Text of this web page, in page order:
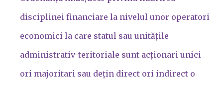
disciplinei financiare la nivelul unor operatori
economici la care statul sau unitățile
administrativ-teritoriale sunt acționari unici
ori majoritari sau dețin direct ori indirect o